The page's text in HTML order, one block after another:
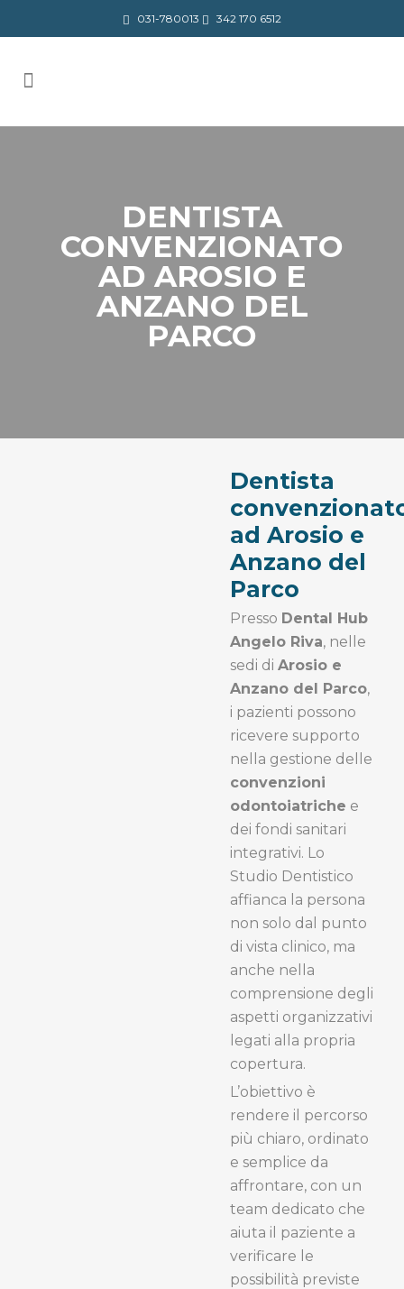
031-780013 342 170 6512
DENTISTA
CONVENZIONATO
AD AROSIO E
ANZANO DEL
PARCO
Dentista
ad Arosio e
Anzano del
Parco
Presso Dental Hub
Angelo Riva, nelle
sedi di Arosio e
Anzano del Parco,
i pazienti possono
ricevere supporto
nella gestione delle
convenzioni
odontoiatriche e
dei fondi sanitari
integrativi. Lo
Studio Dentistico
affianca la persona
non solo dal punto
di vista clinico, ma
anche nella
comprensione degli
aspetti organizzativi
legati alla propria
copertura.
L’obiettivo è
rendere il percorso
più chiaro, ordinato
e semplice da
affrontare, con un
team dedicato che
aiuta il paziente a
verificare le
possibilità previste